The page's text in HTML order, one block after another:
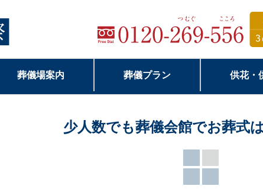
葬儀場案内 葬儀プラン 供花・
少人数でも葬儀会館でお葬式